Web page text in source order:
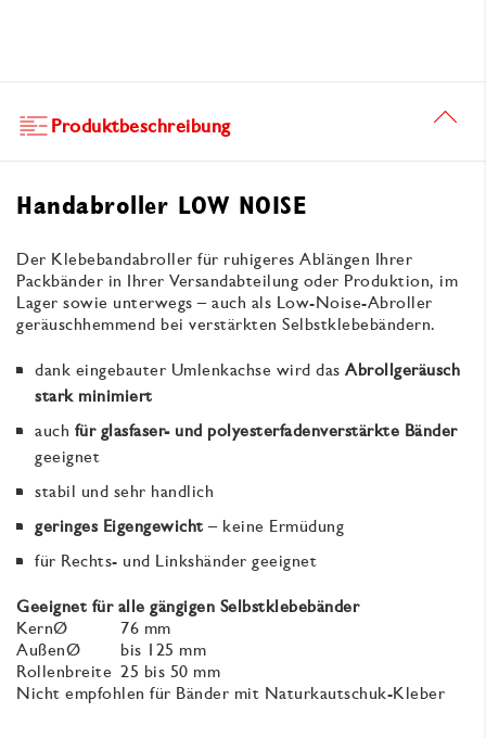
Produktbeschreibung
Handabroller LOW NOISE
Der Klebebandabroller für ruhigeres Ablängen Ihrer
Packbänder in Ihrer Versandabteilung oder Produktion, im
Lager sowie unterwegs – auch als Low-Noise-Abroller
geräuschhemmend bei verstärkten Selbstklebebändern.
dank eingebauter Umlenkachse wird das Abrollgeräusch
stark minimiert
auch für glasfaser- und polyesterfadenverstärkte Bänder
geeignet
stabil und sehr handlich
geringes Eigengewicht – keine Ermüdung
für Rechts- und Linkshänder geeignet
Geeignet für alle gängigen Selbstklebebänder
KernØ
76 mm
AußenØ
bis 125 mm
Rollenbreite 25 bis 50 mm
Nicht empfohlen für Bänder mit Naturkautschuk-Kleber